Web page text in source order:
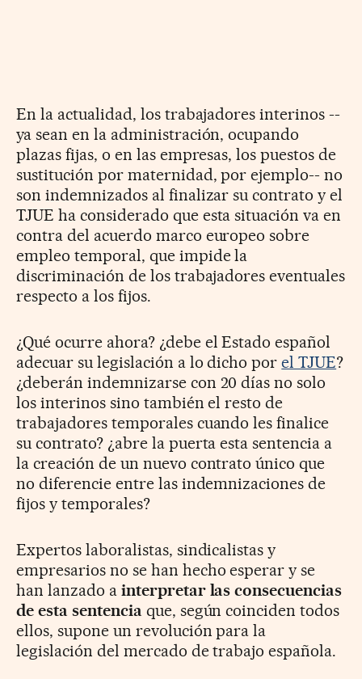
En la actualidad, los trabajadores interinos --
ya sean en la administración, ocupando
plazas fijas, o en las empresas, los puestos de
sustitución por maternidad, por ejemplo-- no
son indemnizados al finalizar su contrato y el
TJUE ha considerado que esta situación va en
contra del acuerdo marco europeo sobre
empleo temporal, que impide la
discriminación de los trabajadores eventuales
respecto a los fijos.
¿Qué ocurre ahora? ¿debe el Estado español
adecuar su legislación a lo dicho porel TJUE?
¿deberán indemnizarse con 20 días no solo
los interinos sino también el resto de
trabajadores temporales cuando les finalice
su contrato? ¿abre la puerta esta sentencia a
la creación de un nuevo contrato único que
no diferencie entre las indemnizaciones de
fijos y temporales?
Expertos laboralistas, sindicalistas y
empresarios no se han hecho esperar y se
han lanzado a interpretar las consecuencias
de esta sentencia que, según coinciden todos
ellos, supone un revolución para la
legislación del mercado de trabajo española.